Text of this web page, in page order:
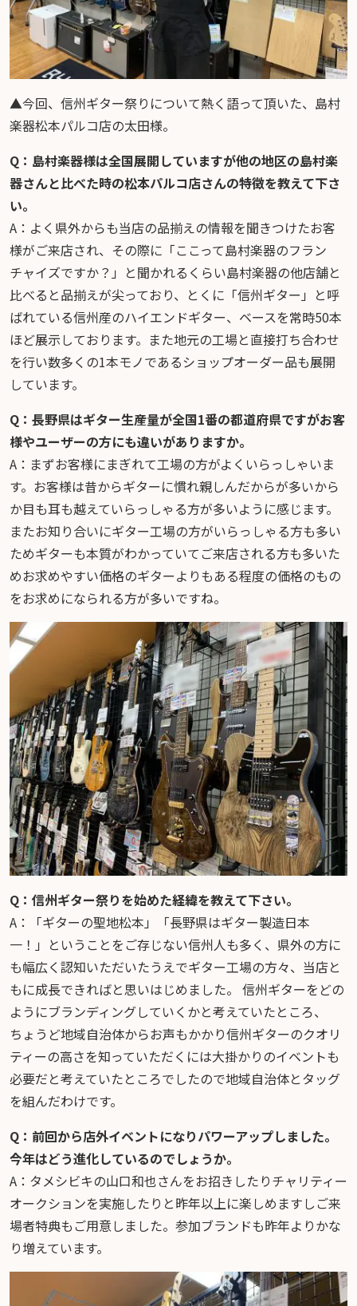
▲今回、信州ギター祭りについて熱く語って頂いた、島村
楽器松本パルコ店の太田様。
Q：島村楽器様は全国展開していますが他の地区の島村楽
器さんと比べた時の松本パルコ店さんの特徴を教えて下さ
い。
A：よく県外からも当店の品揃えの情報を聞きつけたお客
様がご来店され、その際に「ここって島村楽器のフラン
チャイズですか？」と聞かれるくらい島村楽器の他店舗と
比べると品揃えが尖っており、とくに「信州ギター」と呼
ばれている信州産のハイエンドギター、ベースを常時50本
ほど展示しております。また地元の工場と直接打ち合わせ
を行い数多くの1本モノであるショップオーダー品も展開
しています。
Q：長野県はギター生産量が全国1番の都道府県ですがお客
様やユーザーの方にも違いがありますか。
A：まずお客様にまぎれて工場の方がよくいらっしゃいま
す。お客様は昔からギターに慣れ親しんだからが多いから
か目も耳も越えていらっしゃる方が多いように感じます。
またお知り合いにギター工場の方がいらっしゃる方も多い
ためギターも本質がわかっていてご来店される方も多いた
めお求めやすい価格のギターよりもある程度の価格のもの
をお求めになられる方が多いですね。
Q：信州ギター祭りを始めた経緯を教えて下さい。
A：「ギターの聖地松本」「長野県はギター製造日本
一！」ということをご存じない信州人も多く、県外の方に
も幅広く認知いただいたうえでギター工場の方々、当店と
もに成長できればと思いはじめました。 信州ギターをどの
ようにブランディングしていくかと考えていたところ、
ちょうど地域自治体からお声もかかり信州ギターのクオリ
ティーの高さを知っていただくには大掛かりのイベントも
必要だと考えていたところでしたので地域自治体とタッグ
を組んだわけです。
Q：前回から店外イベントになりパワーアップしました。
今年はどう進化しているのでしょうか。
A：タメシビキの山口和也さんをお招きしたりチャリティー
オークションを実施したりと昨年以上に楽しめますしご来
場者特典もご用意しました。参加ブランドも昨年よりかな
り増えています。